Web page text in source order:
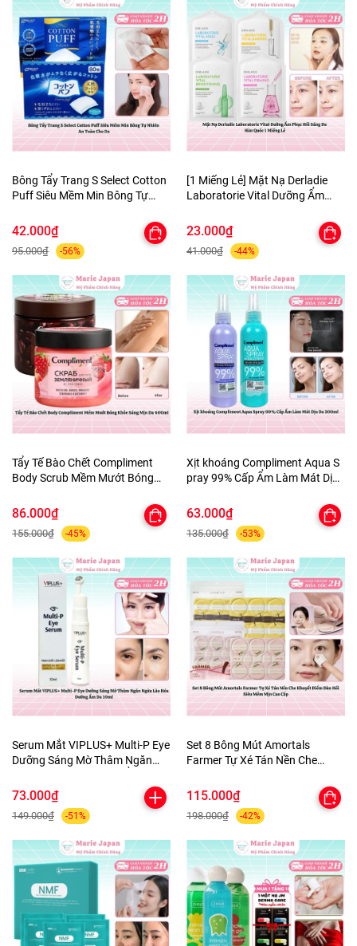
Bông Tẩy Trang S Select Cotton
Puff Siêu Mềm Min Bông Tự
42.000₫
95.000₫ -56%
[1 Miếng Lẻ] Mặt Nạ Derladie
Laboratorie Vital Dưỡng Ẩm
23.000₫
41.000₫ -44%
Tẩy Tế Bào Chết Compliment
Body Scrub Mềm Mướt Bóng
86.000₫
155.000₫ -45%
Xịt khoáng Compliment Aqua S
pray 99% Cấp Ẩm Làm Mát Dịu
63.000₫
135.000₫ -53%
Serum Mắt VIPLUS+ Multi-P Eye
Dưỡng Sáng Mờ Thâm Ngăn
10ml
73.000₫
149.000₫ -51%
Set 8 Bông Mút Amortals
Farmer Tự Xé Tán Nền Che
Mịn Cao Cấp
115.000₫
198.000₫ -42%